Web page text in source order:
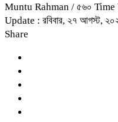
Muntu Rahman / ৫৬০ Time
Update : রবিবার, ২৭ আগস্ট,
Share